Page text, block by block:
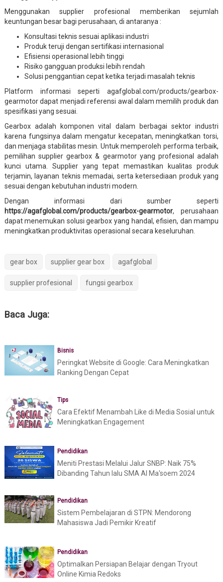
Menggunakan supplier profesional memberikan sejumlah
keuntungan besar bagi perusahaan, di antaranya :
Konsultasi teknis sesuai aplikasi industri
Produk teruji dengan sertifikasi internasional
Efisiensi operasional lebih tinggi
Risiko gangguan produksi lebih rendah
Solusi penggantian cepat ketika terjadi masalah teknis
Platform informasi seperti agafglobal.com/products/gearbox-
gearmotor dapat menjadi referensi awal dalam memilih produk dan
spesifikasi yang sesuai.
Gearbox adalah komponen vital dalam berbagai sektor industri
karena fungsinya dalam mengatur kecepatan, meningkatkan torsi,
dan menjaga stabilitas mesin. Untuk memperoleh performa terbaik,
pemilihan supplier gearbox & gearmotor yang profesional adalah
kunci utama. Supplier yang tepat memastikan kualitas produk
terjamin, layanan teknis memadai, serta ketersediaan produk yang
sesuai dengan kebutuhan industri modern.
Dengan informasi dari sumber seperti
https://agafglobal.com/products/gearbox-gearmotor, perusahaan
dapat menemukan solusi gearbox yang handal, efisien, dan mampu
meningkatkan produktivitas operasional secara keseluruhan.
gear box supplier gear box agafglobal
supplier profesional fungsi gearbox
Baca Juga:
Bisnis
Peringkat Website di Google: Cara Meningkatkan
Ranking Dengan Cepat
Tips
Cara Efektif Menambah Like di Media Sosial untuk
Meningkatkan Engagement
Pendidikan
Meniti Prestasi Melalui Jalur SNBP: Naik 75%
Dibanding Tahun lalu SMA Al Ma'soem 2024
Pendidikan
Sistem Pembelajaran di STPN: Mendorong
Mahasiswa Jadi Pemikir Kreatif
Pendidikan
Optimalkan Persiapan Belajar dengan Tryout
Online Kimia Redoks